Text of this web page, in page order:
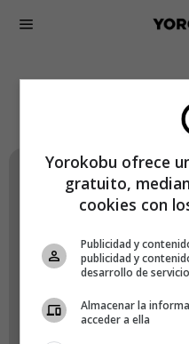
Lógate
Nombre de usuario o
Yorokobu ofrece
gratuito,
cookies con
Publicidad y
publicidad y
desarrollo de
Almacenar la
acceder a ella